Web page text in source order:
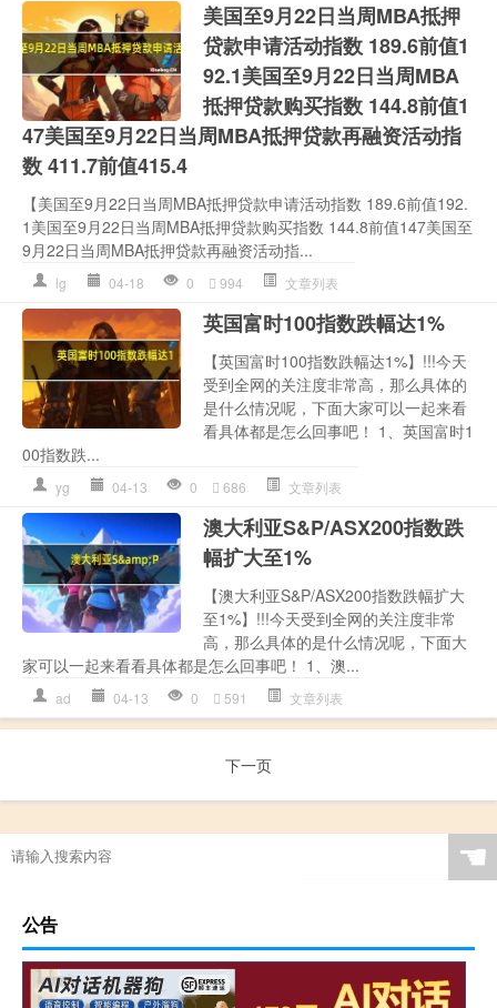
美国至9月22日当周MBA抵押
贷款申请活动指数 189.6前值1
92.1美国至9月22日当周MBA
抵押贷款购买指数 144.8前值1
47美国至9月22日当周MBA抵押贷款再融资活动指
数 411.7前值415.4
【美国至9月22日当周MBA抵押贷款申请活动指数 189.6前值192.
1美国至9月22日当周MBA抵押贷款购买指数 144.8前值147美国至
9月22日当周MBA抵押贷款再融资活动指...
lg 04-18 0 994 文章列表
英国富时100指数跌幅达1%
【英国富时100指数跌幅达1%】!!!今天
受到全网的关注度非常高，那么具体的
是什么情况呢，下面大家可以一起来看
看具体都是怎么回事吧！ 1、英国富时1
00指数跌...
yg 04-13 0 686 文章列表
澳大利亚S&P/ASX200指数跌
幅扩大至1%
【澳大利亚S&P/ASX200指数跌幅扩大
至1%】!!!今天受到全网的关注度非常
高，那么具体的是什么情况呢，下面大
家可以一起来看看具体都是怎么回事吧！ 1、澳...
ad 04-13 0 591 文章列表
下一页
☚
公告